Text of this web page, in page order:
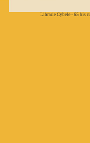
Librarie Cybele - 65 bis